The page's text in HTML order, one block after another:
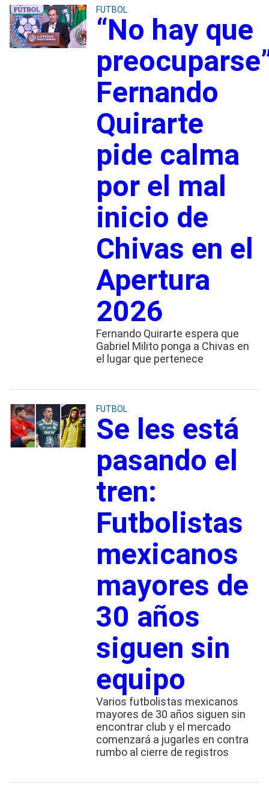
FUTBOL
“No hay que
Fernando
Quirarte
pide calma
por el mal
inicio de
Chivas en el
Apertura
2026
Fernando Quirarte espera que
Gabriel Milito ponga a Chivas en
el lugar que pertenece
FUTBOL
Se les está
pasando el
tren:
Futbolistas
mexicanos
mayores de
30 años
siguen sin
equipo
Varios futbolistas mexicanos
mayores de 30 años siguen sin
encontrar club y el mercado
comenzará a jugarles en contra
rumbo al cierre de registros